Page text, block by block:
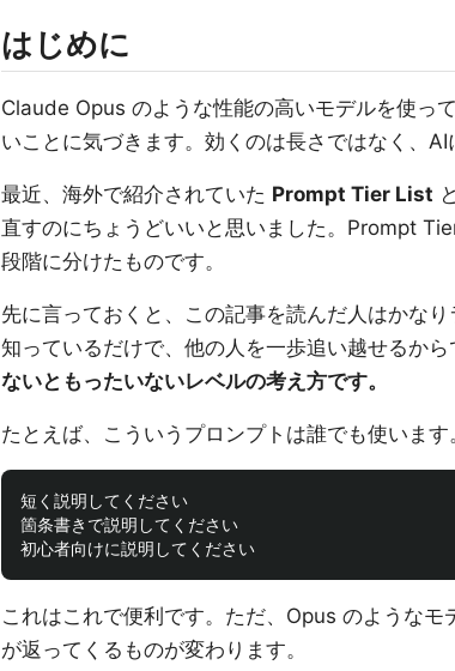
はじめに
Claude Opus のような性能の高いモデルを使っ
いことに気づきます。効くのは長さではなく、AI
最近、海外で紹介されていた Prompt Tier List
直すのにちょうどいいと思いました。Prompt
段階に分けたものです。
先に言っておくと、この記事を読んだ人はかな
知っているだけで、他の人を一歩追い越せるから
ないともったいないレベルの考え方です。
たとえば、こういうプロンプトは誰でも使います
短く説明してください
箇条書きで説明してください
これはこれで便利です。ただ、Opus のような
が返ってくるものが変わります。